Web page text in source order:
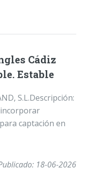
Cádiz
Estable
S.L.Descripción:
incorporar
captación en
18-06-2026